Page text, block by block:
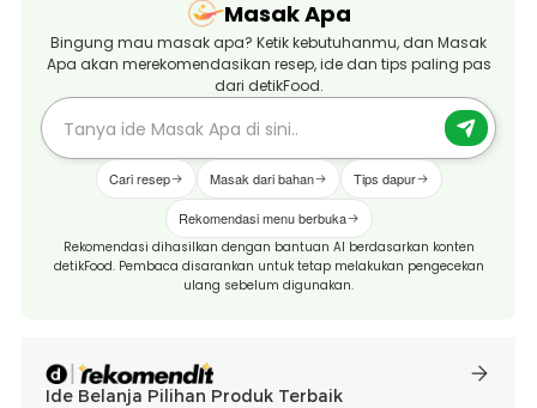
Masak Apa
Bingung mau masak apa? Ketik kebutuhanmu, dan Masak
Apa akan merekomendasikan resep, ide dan tips paling pas
dari detikFood.
Cari resep Masak dari bahan Tips dapur
Rekomendasi menu berbuka
Rekomendasi dihasilkan dengan bantuan AI berdasarkan konten
detikFood. Pembaca disarankan untuk tetap melakukan pengecekan
ulang sebelum digunakan.